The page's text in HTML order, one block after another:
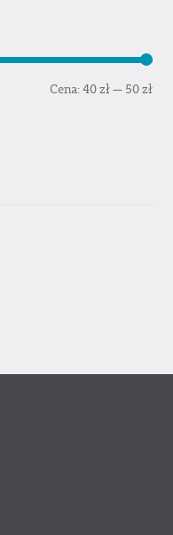
Cena:40 zł— 50 zł